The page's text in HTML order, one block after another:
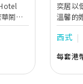
鬧巿
專業團
保證
宴會
極富
不論
奕居以
溫馨的
團隊會
西式
每套港